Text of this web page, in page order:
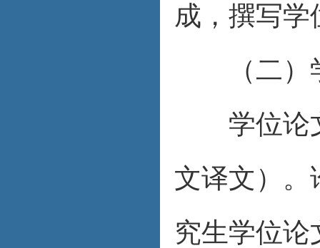
成，撰写
（二）学
学位论文
文译文）。
究生学位